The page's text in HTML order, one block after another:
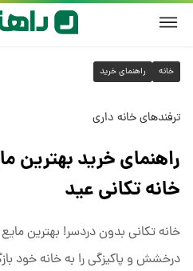
خانه راهنمای خرید
ترفندهای خانه داری
راهنمای خرید بهترین
خانه تکانی عید
خانه‌ تکانی بدون دردسر! بهترین
درخشش و پاکیزگی را به خانه خود